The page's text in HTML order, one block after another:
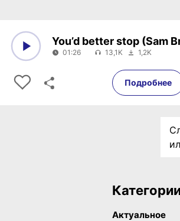
01:26
You’d better stop (Sam
01:26 13,1K 1,2K
Подробнее
Актуальное